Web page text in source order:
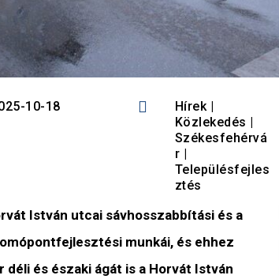
10-18  Hírek|
Közlekedés |
Székesfehérvá
r |
Településfejles
ztés
István utcai sávhosszabbítási és a
munkái, és ehhez
és északi ágát is a Horvát István